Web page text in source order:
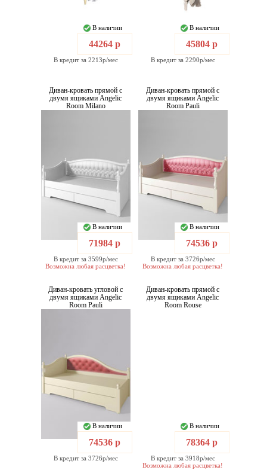
В наличии
44264 р
В кредит за 2213р/мес
В наличии
45804 р
В кредит за 2290р/мес
Диван-кровать прямой с
двумя ящиками Angelic
Room Milano
В наличии
71984 р
В кредит за 3599р/мес
Возможна любая расцветка!
Диван-кровать прямой с
двумя ящиками Angelic
Room Pauli
В наличии
74536 р
В кредит за 3726р/мес
Возможна любая расцветка!
Диван-кровать угловой с
двумя ящиками Angelic
Room Pauli
В наличии
74536 р
В кредит за 3726р/мес
Диван-кровать прямой с
двумя ящиками Angelic
Room Rouse
В наличии
78364 р
В кредит за 3918р/мес
Возможна любая расцветка!